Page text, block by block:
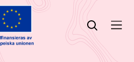
Öppna sök
Öppna menyn